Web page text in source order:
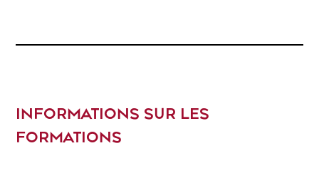
INFORMATIONS SUR LES
FORMATIONS